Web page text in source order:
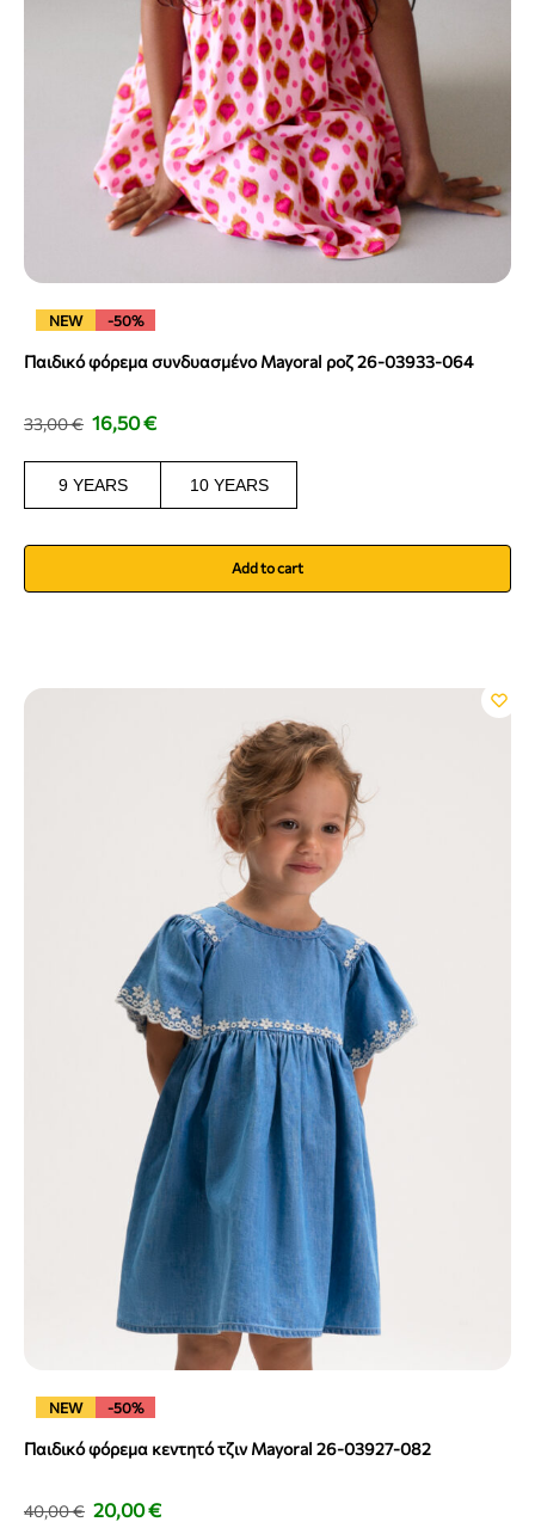
NEW -50%
Παιδικό φόρεμα συνδυασμένο Mayoral ροζ 26-03933-064
33,00€ 16,50€
9 YEARS 10 YEARS
Add to cart
NEW -50%
Παιδικό φόρεμα κεντητό τζιν Mayoral 26-03927-082
40,00€ 20,00€